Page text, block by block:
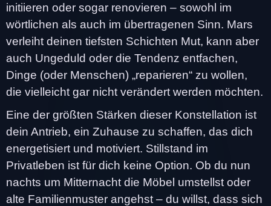
initiieren oder sogar renovieren – sowohl im
wörtlichen als auch im übertragenen Sinn. Mars
verleiht deinen tiefsten Schichten Mut, kann aber
auch Ungeduld oder die Tendenz entfachen,
Dinge (oder Menschen) „reparieren“ zu wollen,
die vielleicht gar nicht verändert werden möchten.
Eine der größten Stärken dieser Konstellation ist
dein Antrieb, ein Zuhause zu schaffen, das dich
energetisiert und motiviert. Stillstand im
Privatleben ist für dich keine Option. Ob du nun
nachts um Mitternacht die Möbel umstellst oder
alte Familienmuster angehst – du willst, dass sich